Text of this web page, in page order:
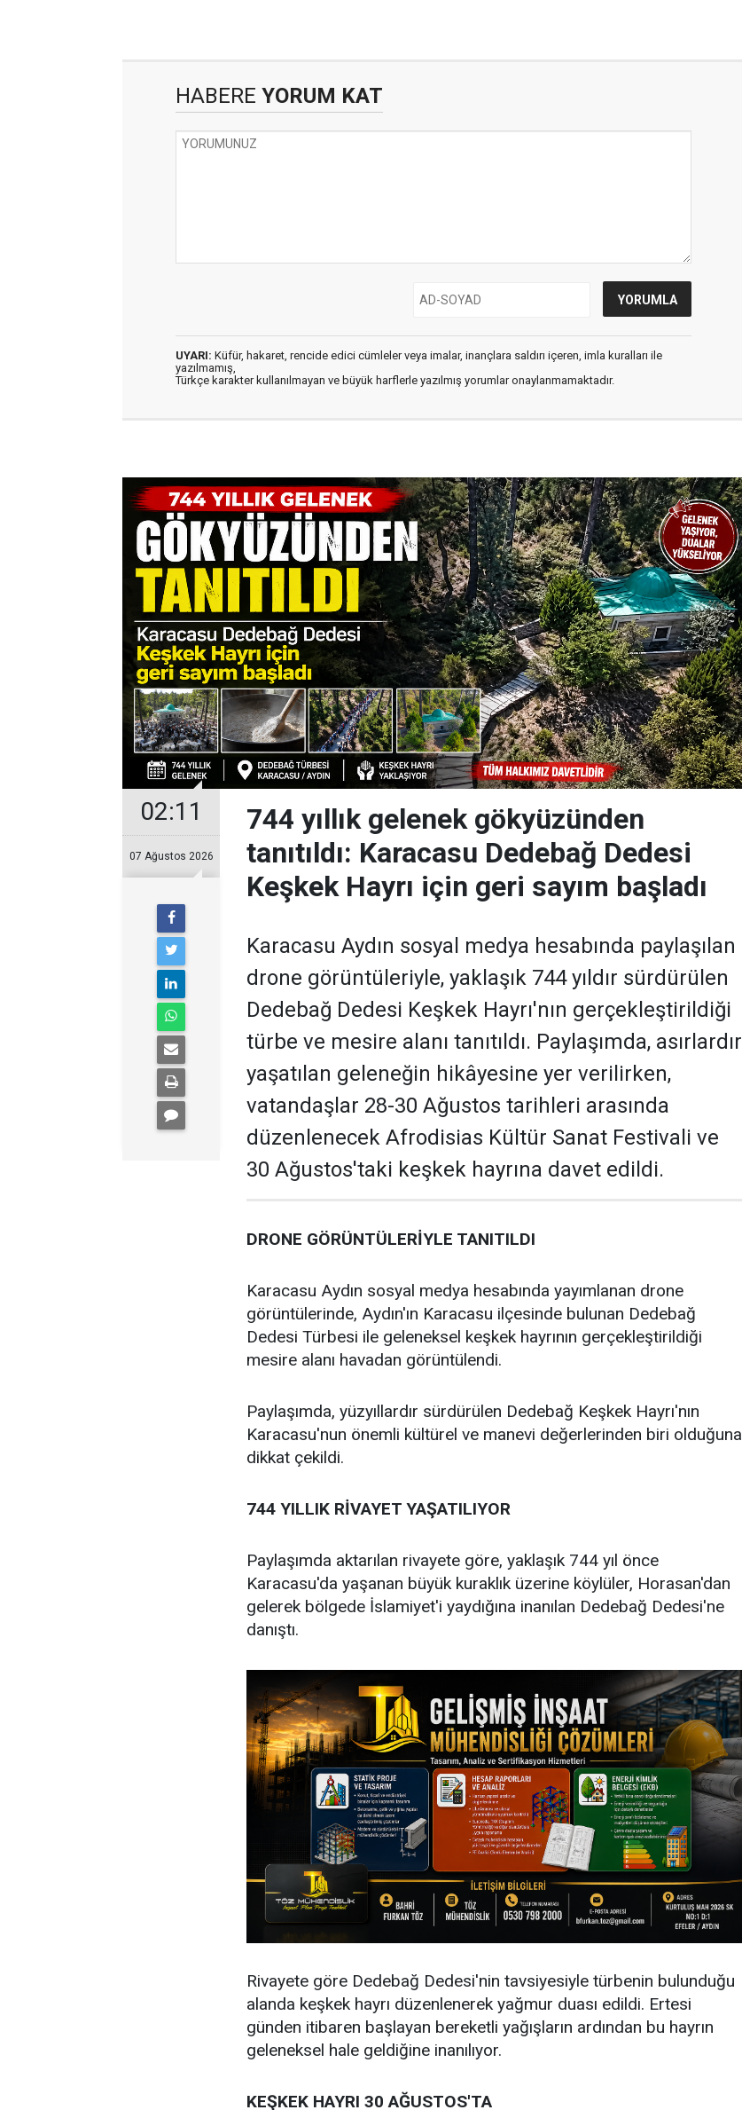
HABERE YORUM KAT
UYARI: Küfür, hakaret, rencide edici cümleler veya imalar, inançlara saldırı içeren, imla kuralları ile
yazılmamış,
Türkçe karakter kullanılmayan ve büyük harflerle yazılmış yorumlar onaylanmamaktadır.
02:11
07 Ağustos 2026
744 yıllık gelenek gökyüzünden
tanıtıldı: Karacasu Dedebağ Dedesi
Keşkek Hayrı için geri sayım başladı
Karacasu Aydın sosyal medya hesabında paylaşılan
drone görüntüleriyle, yaklaşık 744 yıldır sürdürülen
Dedebağ Dedesi Keşkek Hayrı'nın gerçekleştirildiği
türbe ve mesire alanı tanıtıldı. Paylaşımda, asırlardır
yaşatılan geleneğin hikâyesine yer verilirken,
vatandaşlar 28-30 Ağustos tarihleri arasında
düzenlenecek Afrodisias Kültür Sanat Festivali ve
30 Ağustos'taki keşkek hayrına davet edildi.
DRONE GÖRÜNTÜLERİYLE TANITILDI
Karacasu Aydın sosyal medya hesabında yayımlanan drone
görüntülerinde, Aydın'ın Karacasu ilçesinde bulunan Dedebağ
Dedesi Türbesi ile geleneksel keşkek hayrının gerçekleştirildiği
mesire alanı havadan görüntülendi.
Paylaşımda, yüzyıllardır sürdürülen Dedebağ Keşkek Hayrı'nın
Karacasu'nun önemli kültürel ve manevi değerlerinden biri olduğuna
dikkat çekildi.
744 YILLIK RİVAYET YAŞATILIYOR
Paylaşımda aktarılan rivayete göre, yaklaşık 744 yıl önce
Karacasu'da yaşanan büyük kuraklık üzerine köylüler, Horasan'dan
gelerek bölgede İslamiyet'i yaydığına inanılan Dedebağ Dedesi'ne
danıştı.
Rivayete göre Dedebağ Dedesi'nin tavsiyesiyle türbenin bulunduğu
alanda keşkek hayrı düzenlenerek yağmur duası edildi. Ertesi
günden itibaren başlayan bereketli yağışların ardından bu hayrın
geleneksel hale geldiğine inanılıyor.
KEŞKEK HAYRI 30 AĞUSTOS'TA